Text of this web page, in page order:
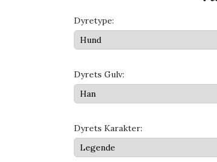
Dyretype:
Dyrets Gulv:
Dyrets Karakter: